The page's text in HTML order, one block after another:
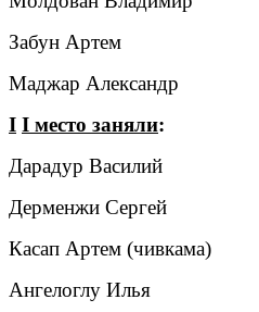
Забун Артем
Маджар Александр
I I место заняли:
Дарадур Василий
Дерменжи Сергей
Касап Артем (чивкама)
Ангелоглу Илья